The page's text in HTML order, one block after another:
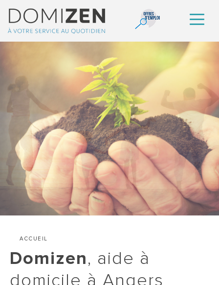
ACCUEIL
Domizen, aide à
domicile à Angers